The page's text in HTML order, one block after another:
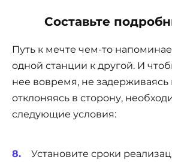
Составьте
Путь к мечте чем-то
одной станции к другой. И
нее вовремя, не задерживаясь
отклоняясь в сторону,
следующие условия:
Установите сроки